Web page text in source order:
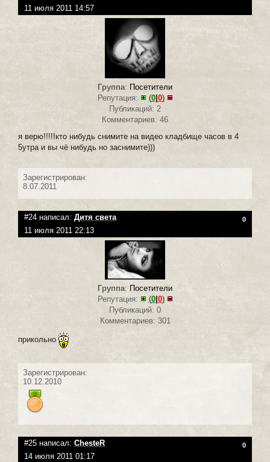
11 июля 2011 14:57
Группа: Посетители
Репутация:
(0| 0)
Публикаций: 2
Комментариев: 46
я верю!!!!!кто нибудь снимите на видео кладбище часов в 4
5утра и вы чё нибудь но заснимите)))
Зарегистрирован:
8.07.2011
#24 написал: Дитя света 0
11 июля 2011 22:13
Группа: Посетители
Репутация:
(0| 0)
Публикаций: 0
Комментариев: 301
прикольно
Зарегистрирован:
10.12.2010
#25 написал: ChesteR 0
14 июля 2011 01:17